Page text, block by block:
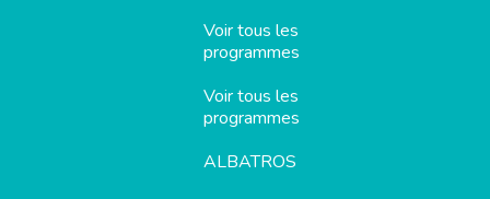
Voir tous les
programmes
Voir tous les
programmes
ALBATROS